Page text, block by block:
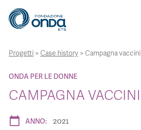
CHI SIAMO
CON CHI LAVORIAMO
STRUMENTI
Progetti > Case history > Campagna vaccini
ONDA PER LE DONNE
CAMPAGNA VACCINI
calendar_today ANNO:
2021